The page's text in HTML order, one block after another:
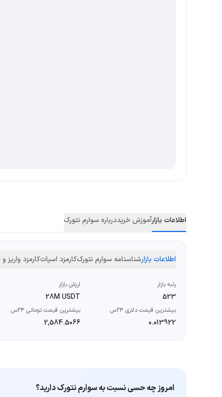
اطلاعات بازارآموزش خریددرباره سوارم نتورک
اطلاعات بازارشناسنامه سوارم نتورککارمزد اسپاتکارمزد واریز
رتبه بازار
523
ارزش بازار
28M USDT
بیشترین قیمت دلاری ۲۴س
0.013922
بیشترین قیمت تومانی ۲۴س
2,584.5066
امروز چه حسی نسبت به سوارم نتورک دارید؟